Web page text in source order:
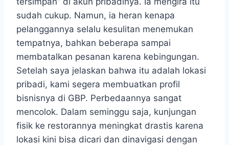
sudah cukup. Namun, ia heran kenapa
pelanggannya selalu kesulitan menemukan
tempatnya, bahkan beberapa sampai
membatalkan pesanan karena kebingungan.
Setelah saya jelaskan bahwa itu adalah lokasi
pribadi, kami segera membuatkan profil
bisnisnya di GBP. Perbedaannya sangat
mencolok. Dalam seminggu saja, kunjungan
fisik ke restorannya meningkat drastis karena
lokasi kini bisa dicari dan dinavigasi dengan